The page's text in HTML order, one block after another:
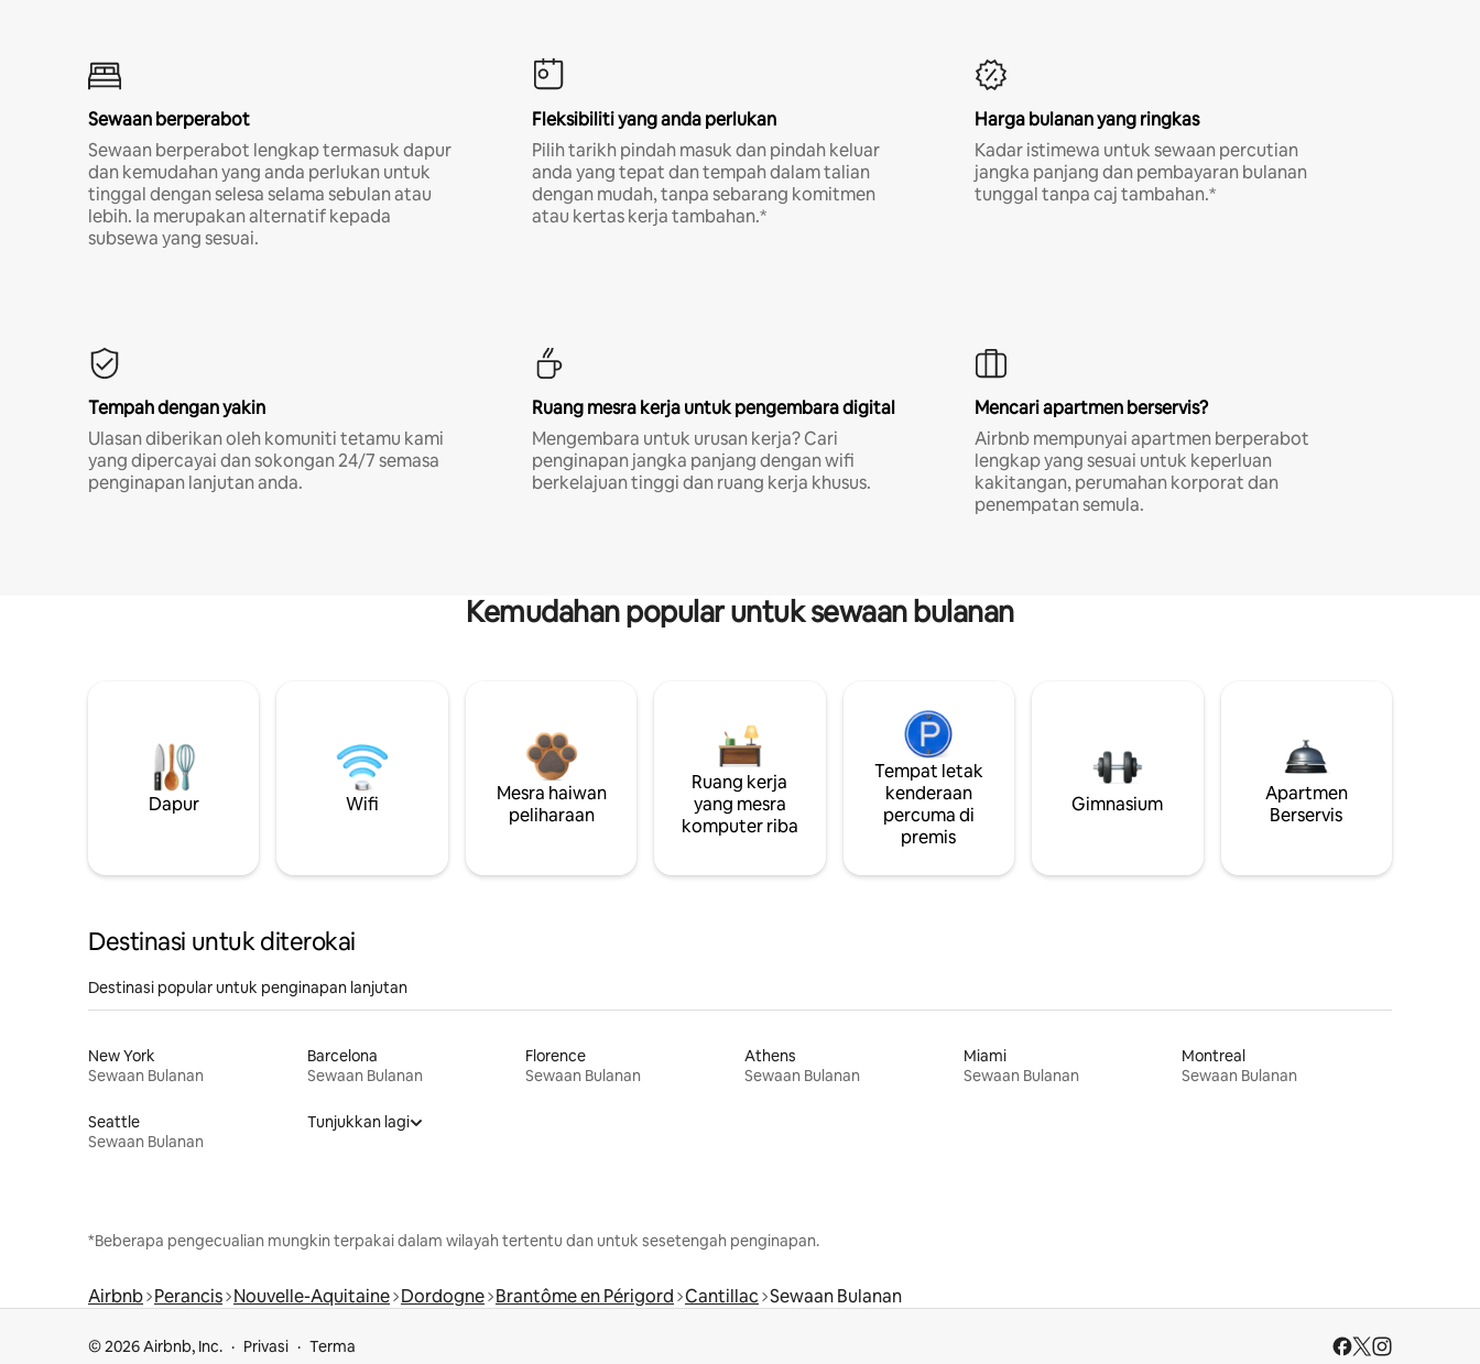
Sewaan berperabot
Sewaan berperabot lengkap termasuk dapur
dan kemudahan yang anda perlukan untuk
tinggal dengan selesa selama sebulan atau
lebih. Ia merupakan alternatif kepada
subsewa yang sesuai.
Fleksibiliti yang anda perlukan
Pilih tarikh pindah masuk dan pindah keluar
anda yang tepat dan tempah dalam talian
dengan mudah, tanpa sebarang komitmen
atau kertas kerja tambahan.*
Harga bulanan yang ringkas
Kadar istimewa untuk sewaan percutian
jangka panjang dan pembayaran bulanan
tunggal tanpa caj tambahan.*
Tempah dengan yakin
Ulasan diberikan oleh komuniti tetamu kami
yang dipercayai dan sokongan 24/7 semasa
penginapan lanjutan anda.
Ruang mesra kerja untuk pengembara digital
Mengembara untuk urusan kerja? Cari
penginapan jangka panjang dengan wifi
berkelajuan tinggi dan ruang kerja khusus.
Mencari apartmen berservis?
Airbnb mempunyai apartmen berperabot
lengkap yang sesuai untuk keperluan
kakitangan, perumahan korporat dan
penempatan semula.
Kemudahan popular untuk sewaan bulanan
Dapur Wifi
Mesra haiwan
peliharaan
Ruang kerja
yang mesra
komputer riba
Tempat letak
kenderaan
percuma di
premis
Gimnasium
Apartmen
Berservis
Destinasi untuk diterokai
Destinasi popular untuk penginapan lanjutan
New York
Sewaan Bulanan
Barcelona
Sewaan Bulanan
Florence
Sewaan Bulanan
Athens
Sewaan Bulanan
Miami
Sewaan Bulanan
Montreal
Sewaan Bulanan
Seattle
Sewaan Bulanan
Tunjukkan lagi
*Beberapa pengecualian mungkin terpakai dalam wilayah tertentu dan untuk sesetengah penginapan.
Airbnb Perancis Nouvelle-Aquitaine Dordogne Brantôme en Périgord Cantillac Sewaan Bulanan
© 2026 Airbnb, Inc. Privasi Terma